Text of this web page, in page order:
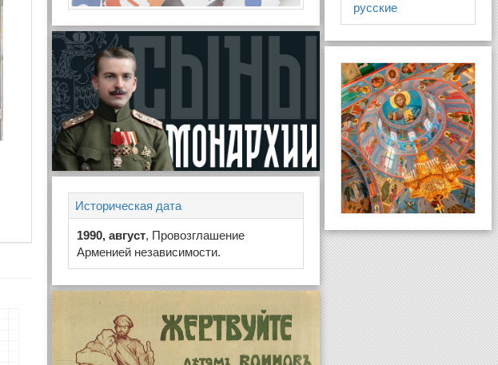
Историческая дата
1990, август, Провозглашение
Арменией независимости.
русские